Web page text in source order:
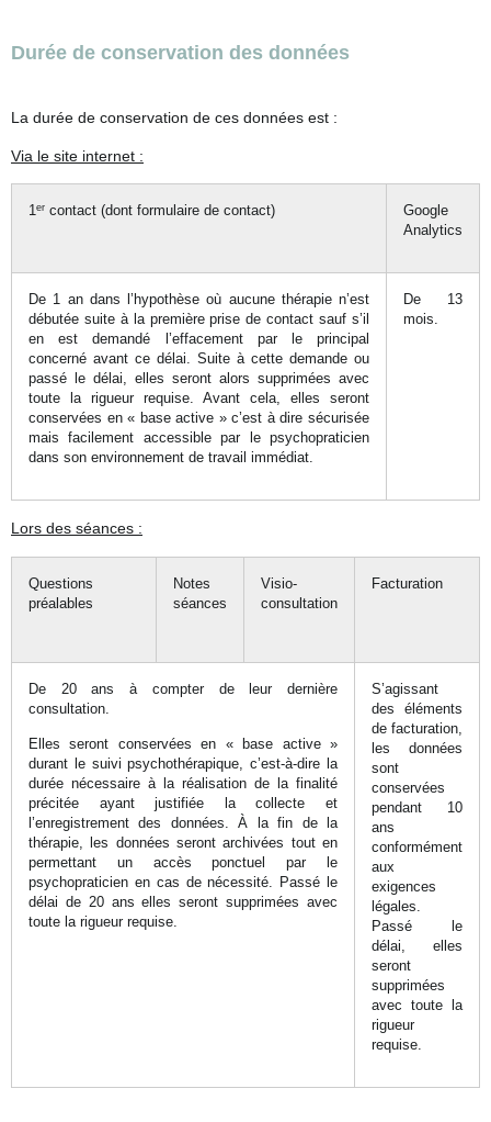
Durée de conservation des données
La durée de conservation de ces données est :
Via le site internet :
1er contact (dont formulaire de contact)
Google
Analytics
De 1 an dans l’hypothèse où aucune thérapie n’est
débutée suite à la première prise de contact sauf s’il
en est demandé l’effacement par le principal
concerné avant ce délai. Suite à cette demande ou
passé le délai, elles seront alors supprimées avec
toute la rigueur requise. Avant cela, elles seront
conservées en « base active » c’est à dire sécurisée
mais facilement accessible par le psychopraticien
dans son environnement de travail immédiat.
De 13
mois.
Lors des séances :
Questions
préalables
Notes
séances
Visio-
consultation
Facturation
De 20 ans à compter de leur dernière
consultation.
Elles seront conservées en « base active »
durant le suivi psychothérapique, c’est-à-dire la
durée nécessaire à la réalisation de la finalité
précitée ayant justifiée la collecte et
l’enregistrement des données. À la fin de la
thérapie, les données seront archivées tout en
permettant un accès ponctuel par le
psychopraticien en cas de nécessité. Passé le
délai de 20 ans elles seront supprimées avec
toute la rigueur requise.
S’agissant
des éléments
de facturation,
les données
sont
conservées
pendant 10
ans
conformément
aux
exigences
légales.
Passé le
délai, elles
seront
supprimées
avec toute la
rigueur
requise.